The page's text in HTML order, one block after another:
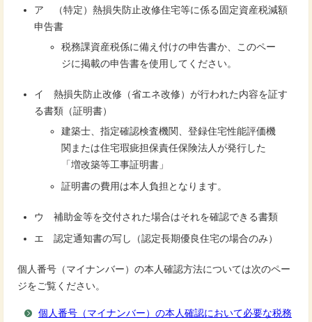
ア （特定）熱損失防止改修住宅等に係る固定資産税減額
申告書
税務課資産税係に備え付けの申告書か、このペー
ジに掲載の申告書を使用してください。
イ 熱損失防止改修（省エネ改修）が行われた内容を証す
る書類（証明書）
建築士、指定確認検査機関、登録住宅性能評価機
関または住宅瑕疵担保責任保険法人が発行した
「増改築等工事証明書」
証明書の費用は本人負担となります。
ウ 補助金等を交付された場合はそれを確認できる書類
エ 認定通知書の写し（認定長期優良住宅の場合のみ）
個人番号（マイナンバー）の本人確認方法については次のペー
ジをご覧ください。
個人番号（マイナンバー）の本人確認において必要な税務